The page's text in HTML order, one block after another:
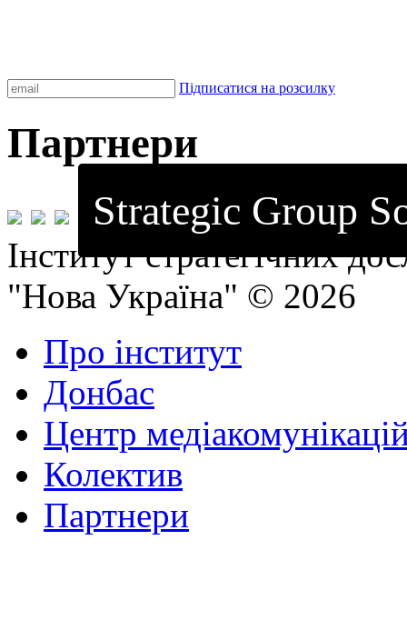
Підписатися на розсилку
Партнери
Strategic Group
Інститут стратегічних
"Нова Україна" © 2026
Про інститут
Донбас
Центр
Колектив
Партнери